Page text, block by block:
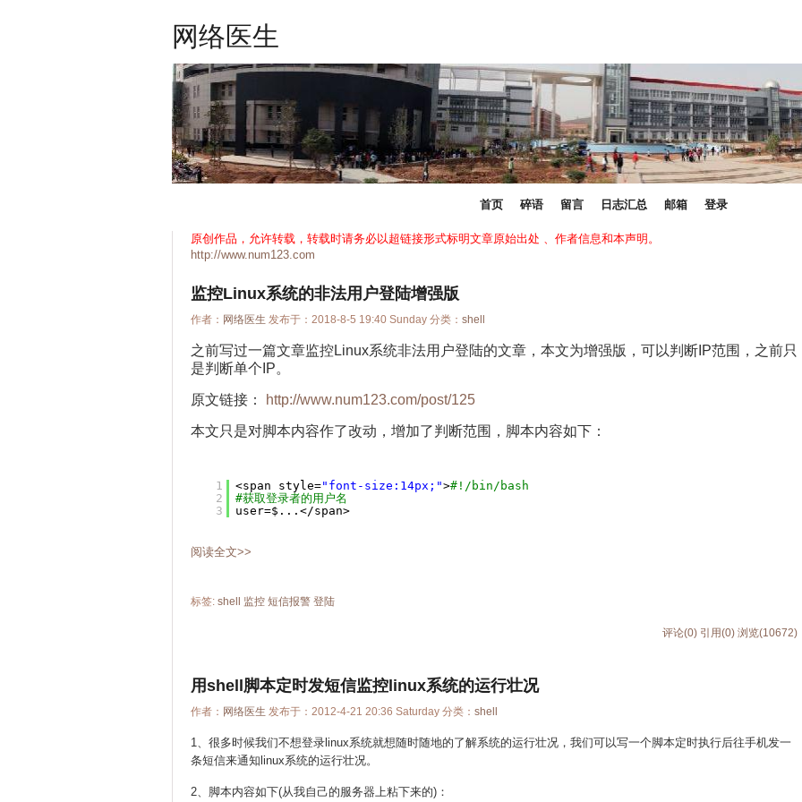
网络医生
首页 碎语 留言 日志汇总 邮箱 登录
原创作品，允许转载，转载时请务必以超链接形式标明文章原始出处 、作者信息和本声明。
http://www.num123.com
监控Linux系统的非法用户登陆增强版
作者： 网络医生 发布于：2018-8-5 19:40 Sunday 分类： shell
之前写过一篇文章监控Linux系统非法用户登陆的文章，本文为增强版，可以判断IP范围，之前只
是判断单个IP。
原文链接： http://www.num123.com/post/125
本文只是对脚本内容作了改动，增加了判断范围，脚本内容如下：
1 <span style="font-size:14px;">#!/bin/bash
2
#获取登录者的用户名
3
user=$...</span>
阅读全文>>
标签: shell 监控 短信报警 登陆
评论(0) 引用(0) 浏览(10672)
用shell脚本定时发短信监控linux系统的运行壮况
作者： 网络医生 发布于：2012-4-21 20:36 Saturday 分类： shell
1、很多时候我们不想登录linux系统就想随时随地的了解系统的运行壮况，我们可以写一个脚本定时执行后往手机发一
条短信来通知linux系统的运行壮况。
2、脚本内容如下(从我自己的服务器上粘下来的)：